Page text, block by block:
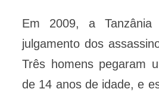
Em 2009, a
julgamento dos
Três homens pegaram
de 14 anos de idade, e